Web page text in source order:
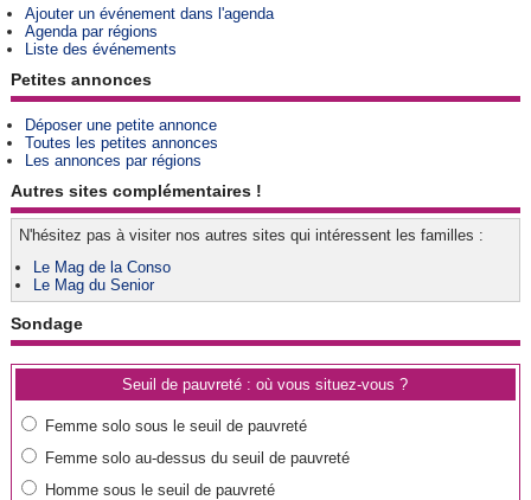
Ajouter un événement dans l'agenda
Agenda par régions
Liste des événements
Petites annonces
Déposer une petite annonce
Toutes les petites annonces
Les annonces par régions
Autres sites complémentaires !
N'hésitez pas à visiter nos autres sites qui intéressent les familles :
Le Mag de la Conso
Le Mag du Senior
Sondage
Seuil de pauvreté : où vous situez-vous ?
Femme solo sous le seuil de pauvreté
Femme solo au-dessus du seuil de pauvreté
Homme sous le seuil de pauvreté